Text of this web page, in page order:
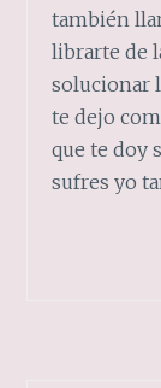
también
librarte de
solucionar
te dejo
que te doy
sufres yo